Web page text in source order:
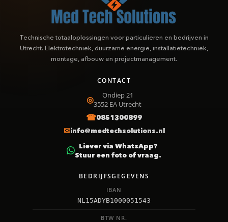
Technische totaaloplossingen voor particulieren en bedrijven in
Utrecht. Elektrotechniek, duurzame energie, installatietechniek,
montage, afbouw en projectmanagement.
CONTACT
Ondiep 21
3552 EA Utrecht
0851300899
info@medtechsolutions.nl
Liever via WhatsApp?
Stuur een foto of vraag.
BEDRIJFSGEGEVENS
IBAN
NL15ADYB1000051543
BTW NR.